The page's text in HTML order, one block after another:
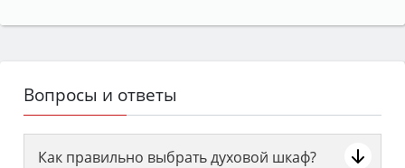
Вопросы и ответы
Как правильно выбрать духовой шкаф?